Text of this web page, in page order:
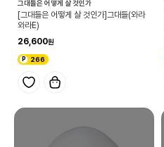
그대들은 어떻게 살 것인가
[그대들은 어떻게 살 것인가]그대들(와라
와라E)
26,600
266